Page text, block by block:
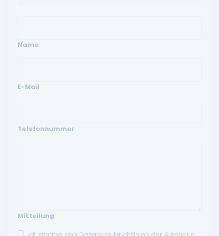
Name
E-Mail
Telefonnummer
Mitteilung